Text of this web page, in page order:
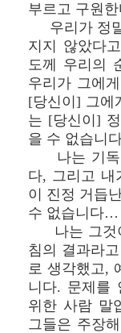
부르고 구원
우리가 정말
지지 않았다
도께 우리의
우리가 그에
[당신이] 그에
는 [당신이]
을 수 없습니
나는 기독
다, 그리고
이 진정 거듭
수 없습니다…
나는 그것
침의 결과라
로 생각했고,
니다. 문제를
위한 사람 말
그들은 주장